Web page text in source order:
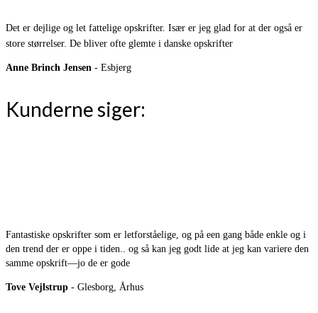
Det er dejlige og let fattelige opskrifter. Især er jeg glad for at der også er
store størrelser. De bliver ofte glemte i danske opskrifter
Anne Brinch Jensen - Esbjerg
Kunderne siger:
Fantastiske opskrifter som er letforståelige, og på een gang både enkle og i
den trend der er oppe i tiden.. og så kan jeg godt lide at jeg kan variere den
samme opskrift—jo de er gode
Tove Vejlstrup - Glesborg, Århus